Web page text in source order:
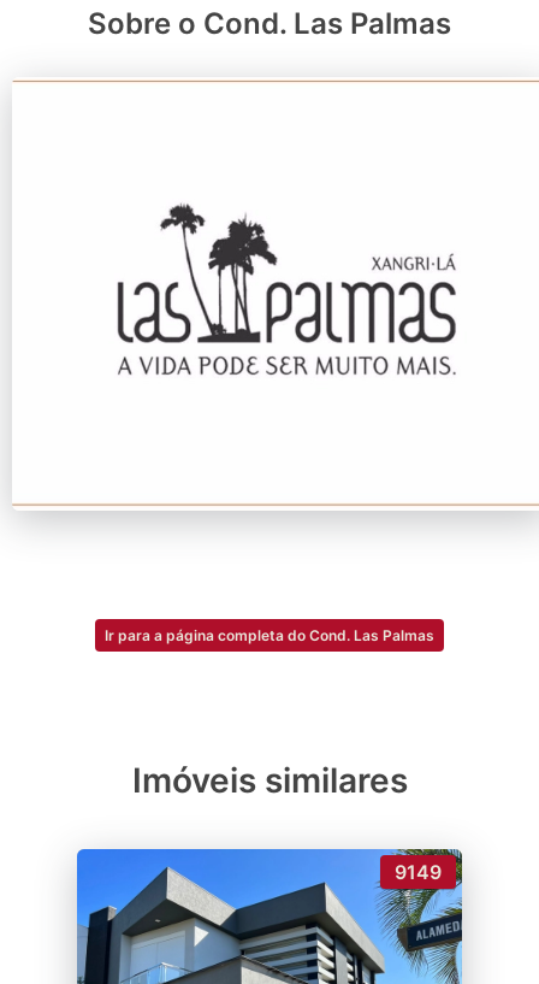
Sobre o Cond. Las Palmas
Ir para a página completa do Cond. Las Palmas
Imóveis similares
9149